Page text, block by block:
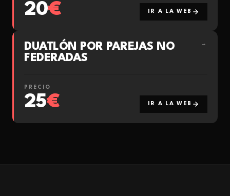
20€ IR A LA WEB
DUATLÓN POR PAREJAS NO
FEDERADAS
→
PRECIO
25€ IR A LA WEB